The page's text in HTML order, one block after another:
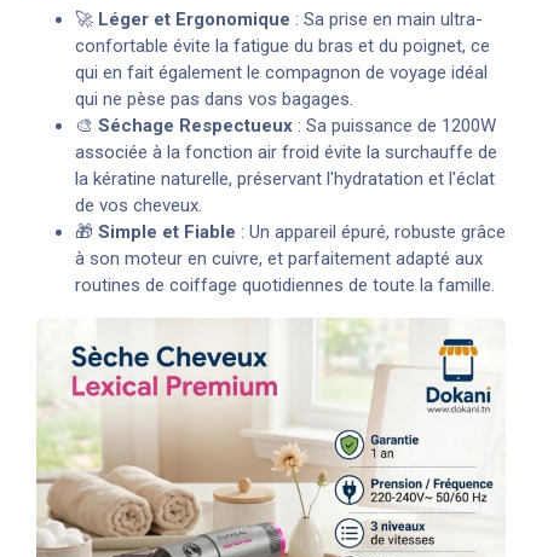
🚀 Léger et Ergonomique : Sa prise en main ultra-
confortable évite la fatigue du bras et du poignet, ce
qui en fait également le compagnon de voyage idéal
qui ne pèse pas dans vos bagages.
🎨 Séchage Respectueux : Sa puissance de 1200W
associée à la fonction air froid évite la surchauffe de
la kératine naturelle, préservant l'hydratation et l'éclat
de vos cheveux.
🎁 Simple et Fiable : Un appareil épuré, robuste grâce
à son moteur en cuivre, et parfaitement adapté aux
routines de coiffage quotidiennes de toute la famille.